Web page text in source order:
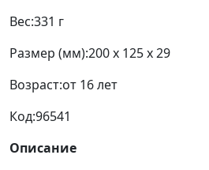
Вес:331 г
Размер (мм):200 x 125 x 29
Возраст:от 16 лет
Код:96541
Описание